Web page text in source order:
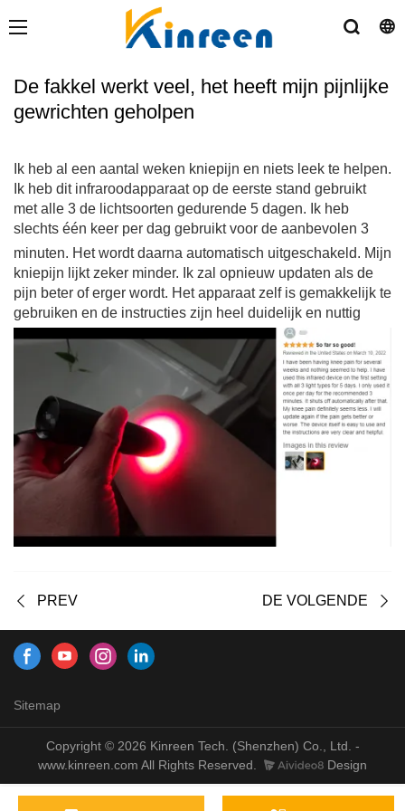
De fakkel werkt veel, het heeft mijn pijnlijke
gewrichten geholpen
Ik heb al een aantal weken kniepijn en niets leek te helpen.
Ik heb dit infraroodapparaat op de eerste stand gebruikt
met alle 3 de lichtsoorten gedurende 5 dagen. Ik heb
slechts één keer per dag gebruikt voor de aanbevolen 3
minuten. Het wordt daarna automatisch uitgeschakeld. Mijn
kniepijn lijkt zeker minder. Ik zal opnieuw updaten als de
pijn beter of erger wordt. Het apparaat zelf is gemakkelijk te
gebruiken en de instructies zijn heel duidelijk en nuttig
PREV DE VOLGENDE
Sitemap
Copyright © 2026 Kinreen Tech. (Shenzhen) Co., Ltd. -
www.kinreen.com All Rights Reserved.
Design